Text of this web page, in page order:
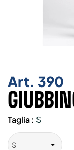
Art. 390
Taglia : S